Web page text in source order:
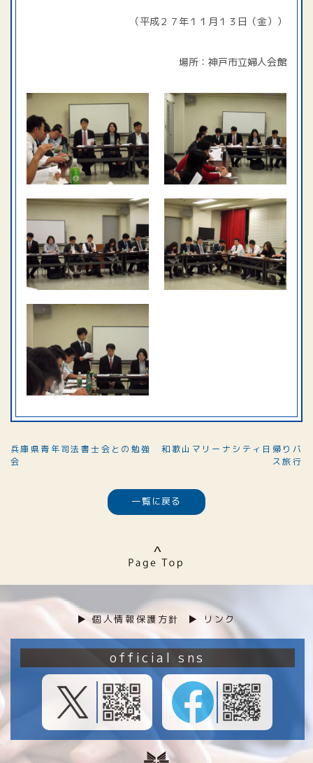
（平成２７年１１月１３日（金））
場所：神戸市立婦人会館
兵庫県青年司法書士会との勉強
会
和歌山マリーナシティ日帰りバ
ス旅行
一覧に戻る
▶︎ 個人情報保護方針 ▶︎ リンク
official sns